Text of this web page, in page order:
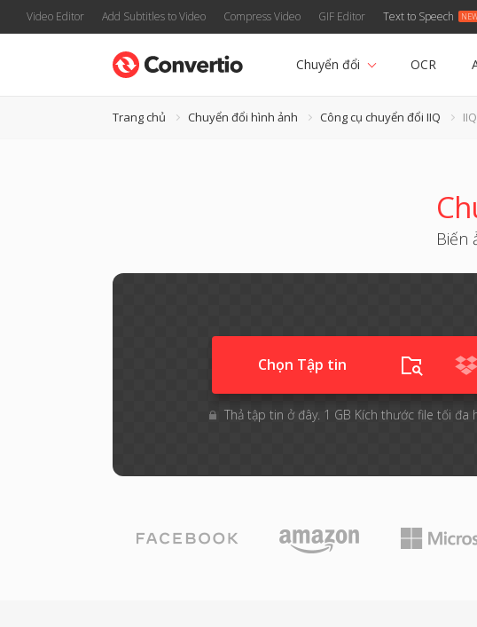
Video Editor Add Subtitles to Video Compress Video GIF Editor Text to Speech
Chuyển đổi OCR
Trang chủ Chuyển đổi hình ảnh Công cụ chuyển đổi IIQ
Biến
Chọn Tập tin
Thả tập tin ở đây. 1 GB Kích thước file tối đa